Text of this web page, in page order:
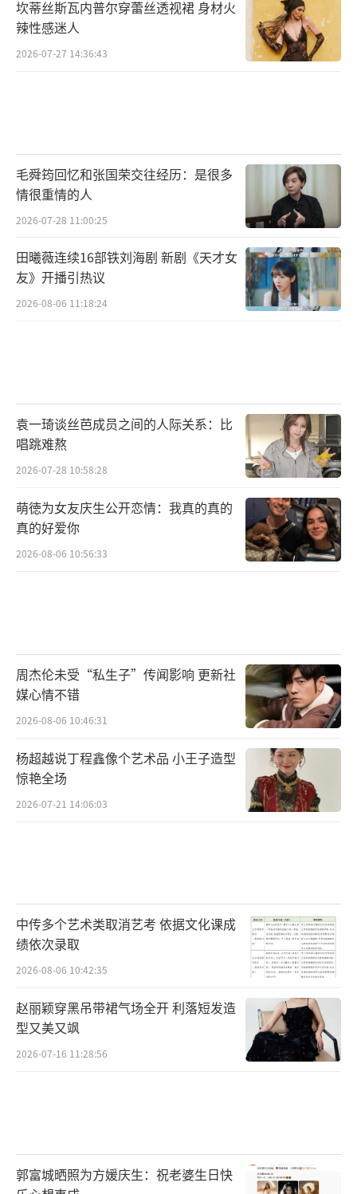
017年担任《慈悲殿》总制片人时，他直
言：“影视创作不是造梦机器，而是记录时代
鲜明对比。在他看来，“教育的本质是唤醒而
非塑造”。
从川南农家到国际影展，从三尺讲台到导
演椅，王光利用30年完成了多重身份的转换。
他的作品始终游走在商业与艺术、批判与和解
之间，如同《金腰带》中那条染血的拳击带——
对准底层奋斗时，自己的双手却深陷特权泥
潭，这种割裂恰是当前文娱生态的缩影。这场
风暴终将过去，但它留下的拷问永不消散：当
的文化生态买单？
坎蒂丝斯瓦内普尔穿蕾丝透视裙 身材火
辣性感迷人
2026-07-27 14:36:43
毛舜筠回忆和张国荣交往经历：是很多
情很重情的人
2026-07-28 11:00:25
田曦薇连续16部铁刘海剧 新剧《天才女
友》开播引热议
2026-08-06 11:18:24
袁一琦谈丝芭成员之间的人际关系：比
唱跳难熬
2026-07-28 10:58:28
萌徳为女友庆生公开恋情：我真的真的
真的好爱你
2026-08-06 10:56:33
周杰伦未受“私生子”传闻影响 更新社
媒心情不错
2026-08-06 10:46:31
杨超越说丁程鑫像个艺术品 小王子造型
惊艳全场
2026-07-21 14:06:03
中传多个艺术类取消艺考 依据文化课成
绩依次录取
2026-08-06 10:42:35
赵丽颖穿黑吊带裙气场全开 利落短发造
型又美又飒
2026-07-16 11:28:56
郭富城晒照为方媛庆生：祝老婆生日快